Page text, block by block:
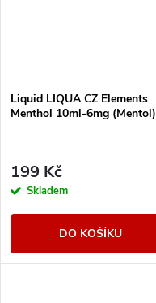
Liquid LIQUA CZ Elements
Menthol 10ml-6mg (Mentol)
199 Kč
Skladem
DO KOŠÍKU